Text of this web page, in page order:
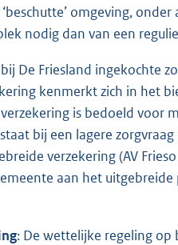
omgeving,
nodig dan van een
De Friesland ingekochte
kenmerkt zich in het
is bedoeld voor
bij een lagere
verzekering (AV
aan het
: De wettelijke regeling op